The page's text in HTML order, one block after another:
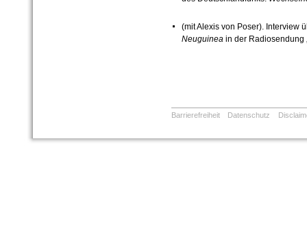
(mit Alexis von Poser). Interview
Neuguineain der Radiosendung
Barrierefreiheit Datenschutz